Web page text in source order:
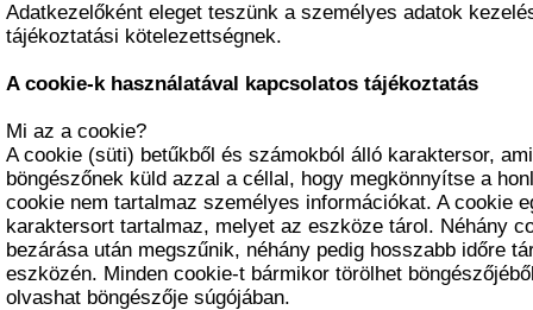
Adatkezelőként eleget teszünk a személyes adatok
tájékoztatási kötelezettségnek.
A cookie-k használatával kapcsolatos tájékoztatás
Mi az a cookie?
A cookie (süti) betűkből és számokból álló karaktersor,
böngészőnek küld azzal a céllal, hogy megkönnyítse a
cookie nem tartalmaz személyes információkat. A cookie
karaktersort tartalmaz, melyet az eszköze tárol. Néhány
bezárása után megszűnik, néhány pedig hosszabb időre
eszközén. Minden cookie-t bármikor törölhet
olvashat böngészője súgójában.